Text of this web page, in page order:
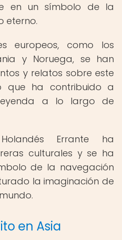
en un símbolo de la
eterno.
europeos, como los
y Noruega, se han
y relatos sobre este
que ha contribuido a
a lo largo de
Errante ha
culturales y se ha
de la navegación
la imaginación de
en Asia